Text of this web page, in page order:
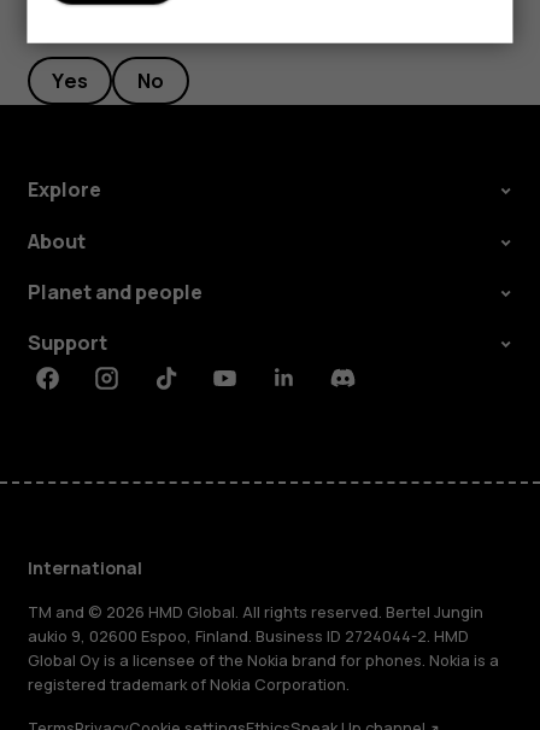
Yes No
Explore
About
Planet and people
Support
FacebookInstagramTiktokYoutubeLinkedinDiscord
International
TM and © 2026 HMD Global. All rights reserved. Bertel Jungin
aukio 9, 02600 Espoo, Finland. Business ID 2724044-2. HMD
Global Oy is a licensee of the Nokia brand for phones. Nokia is a
registered trademark of Nokia Corporation.